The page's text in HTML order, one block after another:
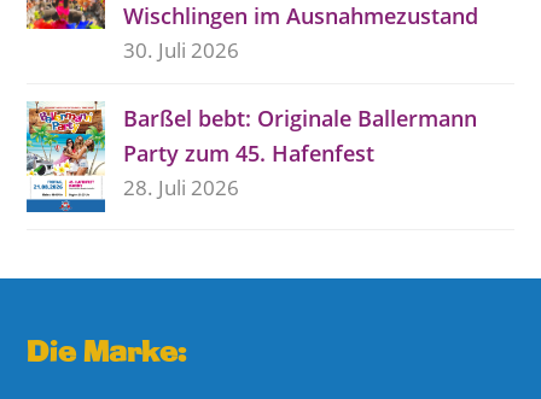
Wischlingen im Ausnahmezustand
30. Juli 2026
Barßel bebt: Originale Ballermann
Party zum 45. Hafenfest
28. Juli 2026
Die Marke: